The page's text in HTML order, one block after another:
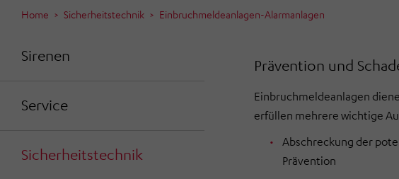
Home Sicherheitstechnik Einbruchmeldeanlagen-Alarmanlagen
Sirenen
Service
Sicherheitstechnik
Prävention und
Einbruchmeldeanlagen
erfüllen mehrere wichtige
Abschreckung der
Prävention